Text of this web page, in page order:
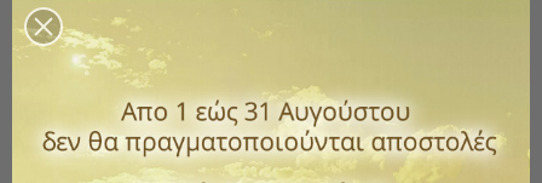
Best Sellers
Diy κατασκευές
αντικουνουπικά